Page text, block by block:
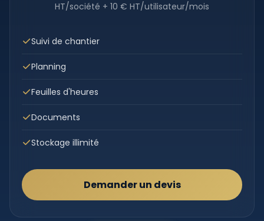
HT/société + 10 € HT/utilisateur/mois
Suivi de chantier
Planning
Feuilles d'heures
Documents
Stockage illimité
Demander un devis